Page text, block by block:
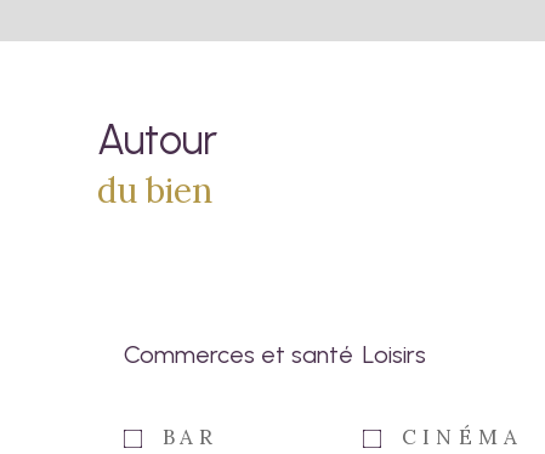
Autour
du bien
Commerces et santé
BAR
Loisirs
CINÉMA